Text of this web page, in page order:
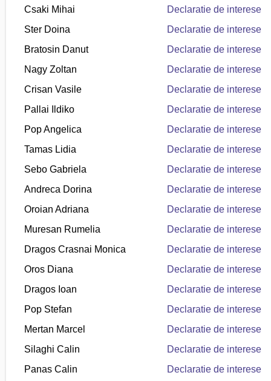
Csaki Mihai
Declaratie de interese
Ster Doina
Declaratie de interese
Bratosin Danut
Declaratie de interese
Nagy Zoltan
Declaratie de interese
Crisan Vasile
Declaratie de interese
Pallai Ildiko
Declaratie de interese
Pop Angelica
Declaratie de interese
Tamas Lidia
Declaratie de interese
Sebo Gabriela
Declaratie de interese
Andreca Dorina
Declaratie de interese
Oroian Adriana
Declaratie de interese
Muresan Rumelia
Declaratie de interese
Dragos Crasnai Monica
Declaratie de interese
Oros Diana
Declaratie de interese
Dragos Ioan
Declaratie de interese
Pop Stefan
Declaratie de interese
Mertan Marcel
Declaratie de interese
Silaghi Calin
Declaratie de interese
Panas Calin
Declaratie de interese